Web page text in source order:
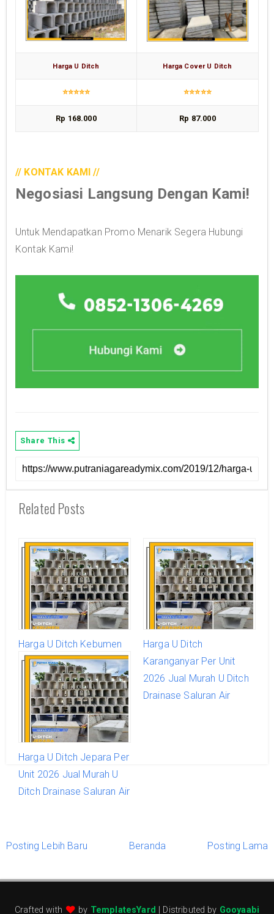
Harga U Ditch Harga Cover U Ditch
⭐⭐⭐⭐⭐ ⭐⭐⭐⭐⭐
Rp 168.000 Rp 87.000
// KONTAK KAMI //
Negosiasi Langsung Dengan Kami!
Untuk Mendapatkan Promo Menarik Segera Hubungi
Kontak Kami!
Share This
Related Posts
Harga U Ditch Kebumen
Per Unit 2026 Jual Murah
U Ditch Drainase Saluran
Harga U Ditch
Karanganyar Per Unit
2026 Jual Murah U Ditch
Drainase Saluran Air
Harga U Ditch Jepara Per
Unit 2026 Jual Murah U
Ditch Drainase Saluran Air
Posting Lebih Baru Beranda Posting Lama
Crafted with by TemplatesYard | Distributed by Gooyaabi